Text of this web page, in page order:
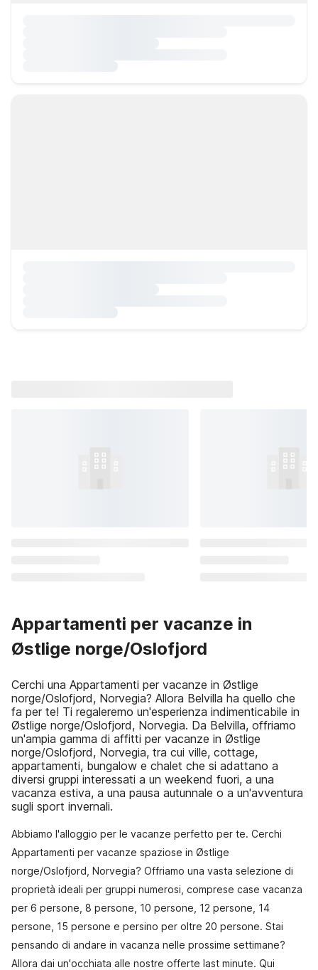
Appartamenti per vacanze in
Østlige norge/Oslofjord
Cerchi una Appartamenti per vacanze in Østlige
norge/Oslofjord, Norvegia? Allora Belvilla ha quello che
fa per te! Ti regaleremo un'esperienza indimenticabile in
Østlige norge/Oslofjord, Norvegia. Da Belvilla, offriamo
un'ampia gamma di affitti per vacanze in Østlige
norge/Oslofjord, Norvegia, tra cui ville, cottage,
appartamenti, bungalow e chalet che si adattano a
diversi gruppi interessati a un weekend fuori, a una
vacanza estiva, a una pausa autunnale o a un'avventura
sugli sport invernali.
Abbiamo l'alloggio per le vacanze perfetto per te. Cerchi
Appartamenti per vacanze spaziose in Østlige
norge/Oslofjord, Norvegia? Offriamo una vasta selezione di
proprietà ideali per gruppi numerosi, comprese case vacanza
per 6 persone, 8 persone, 10 persone, 12 persone, 14
persone, 15 persone e persino per oltre 20 persone. Stai
pensando di andare in vacanza nelle prossime settimane?
Allora dai un'occhiata alle nostre offerte last minute. Qui